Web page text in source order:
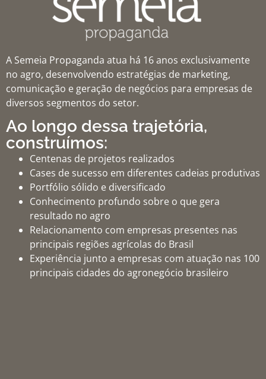
A Semeia Propaganda atua há 16 anos exclusivamente
no agro, desenvolvendo estratégias de marketing,
comunicação e geração de negócios para empresas de
diversos segmentos do setor.
Ao longo dessa trajetória,
construímos:
Centenas de projetos realizados
Cases de sucesso em diferentes cadeias produtivas
Portfólio sólido e diversificado
Conhecimento profundo sobre o que gera
resultado no agro
Relacionamento com empresas presentes nas
principais regiões agrícolas do Brasil
Experiência junto a empresas com atuação nas 100
principais cidades do agronegócio brasileiro